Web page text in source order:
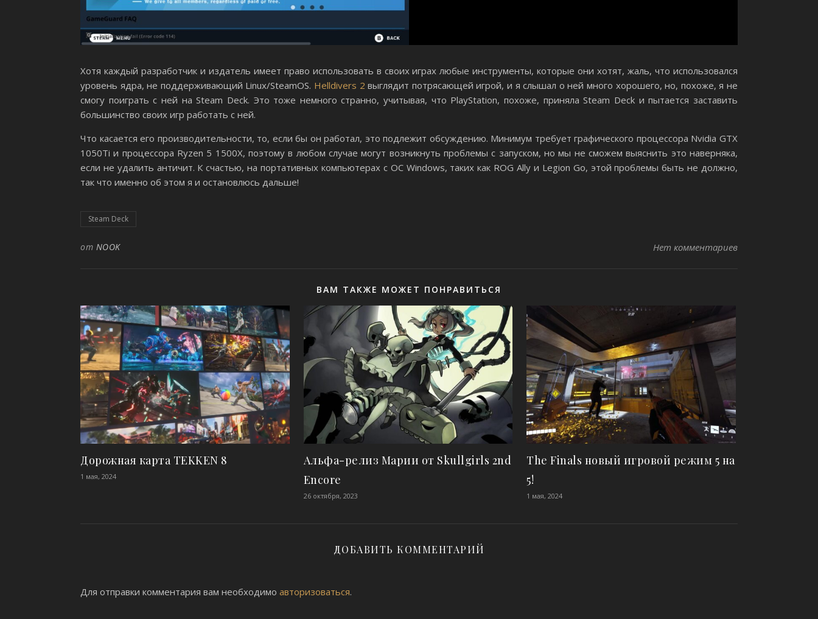
Хотя каждый разработчик и издатель имеет право использовать в своих играх любые инструменты, которые они хотят, жаль, что использовался
уровень ядра, не поддерживающий Linux/SteamOS. Helldivers 2 выглядит потрясающей игрой, и я слышал о ней много хорошего, но, похоже, я не
смогу поиграть с ней на Steam Deck. Это тоже немного странно, учитывая, что PlayStation, похоже, приняла Steam Deck и пытается заставить
большинство своих игр работать с ней.
Что касается его производительности, то, если бы он работал, это подлежит обсуждению. Минимум требует графического процессора Nvidia GTX
1050Ti и процессора Ryzen 5 1500X, поэтому в любом случае могут возникнуть проблемы с запуском, но мы не сможем выяснить это наверняка,
если не удалить античит. К счастью, на портативных компьютерах с ОС Windows, таких как ROG Ally и Legion Go, этой проблемы быть не должно,
так что именно об этом я и остановлюсь дальше!
Steam Deck
от NOOK Нет комментариев
ВАМ ТАКЖЕ МОЖЕТ ПОНРАВИТЬСЯ
Дорожная карта TEKKEN 8
1 мая, 2024
Альфа-релиз Марии от Skullgirls 2nd
Encore
26 октября, 2023
The Finals новый игровой режим 5 на
5!
1 мая, 2024
ДОБАВИТЬ КОММЕНТАРИЙ
Для отправки комментария вам необходимо авторизоваться.